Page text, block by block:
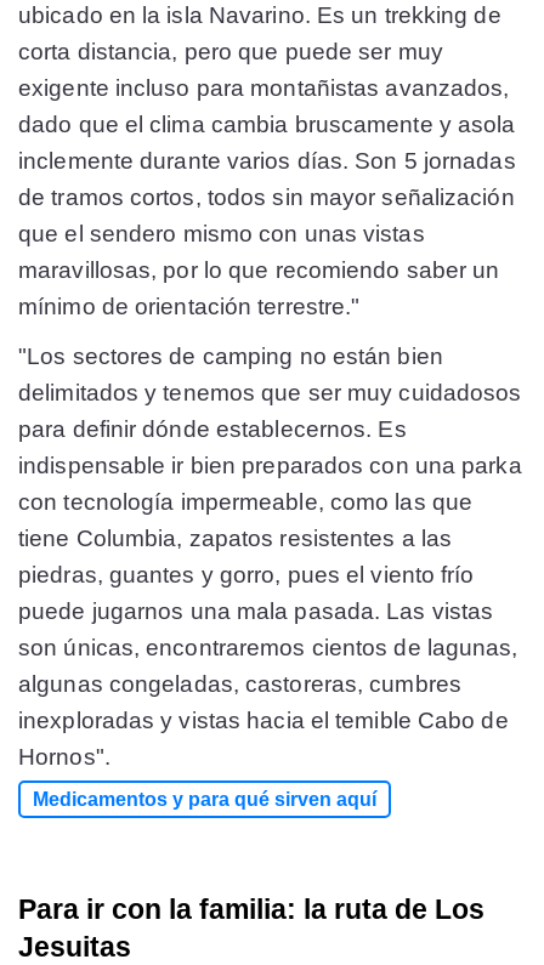
ubicado en la isla Navarino. Es un trekking de
corta distancia, pero que puede ser muy
exigente incluso para montañistas avanzados,
dado que el clima cambia bruscamente y asola
inclemente durante varios días. Son 5 jornadas
de tramos cortos, todos sin mayor señalización
que el sendero mismo con unas vistas
maravillosas, por lo que recomiendo saber un
mínimo de orientación terrestre."
"Los sectores de camping no están bien
delimitados y tenemos que ser muy cuidadosos
para definir dónde establecernos. Es
indispensable ir bien preparados con una parka
con tecnología impermeable, como las que
tiene Columbia, zapatos resistentes a las
piedras, guantes y gorro, pues el viento frío
puede jugarnos una mala pasada. Las vistas
son únicas, encontraremos cientos de lagunas,
algunas congeladas, castoreras, cumbres
inexploradas y vistas hacia el temible Cabo de
Hornos".
Medicamentos y para qué sirven aquí
Para ir con la familia: la ruta de Los
Jesuitas